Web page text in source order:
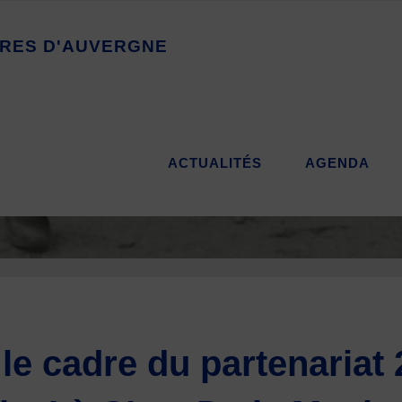
RES D'AUVERGNE
ACTUALITÉS AGENDA
cadre du partenariat